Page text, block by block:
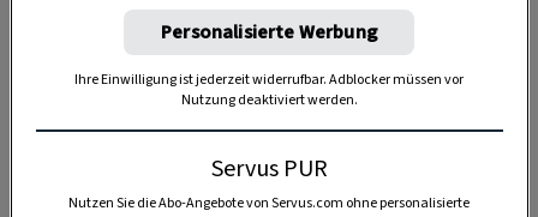
Personalisierte Werbung
Ihre Einwilligung ist jederzeit widerrufbar. Adblocker müssen vor
Nutzung deaktiviert werden.
Servus PUR
Nutzen Sie die Abo-Angebote von Servus.com ohne personalisierte